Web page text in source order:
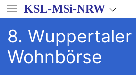
Direkt
zum
Inhalt
KSL-MSi-NRW
8. Wuppertaler
Wohnbörse